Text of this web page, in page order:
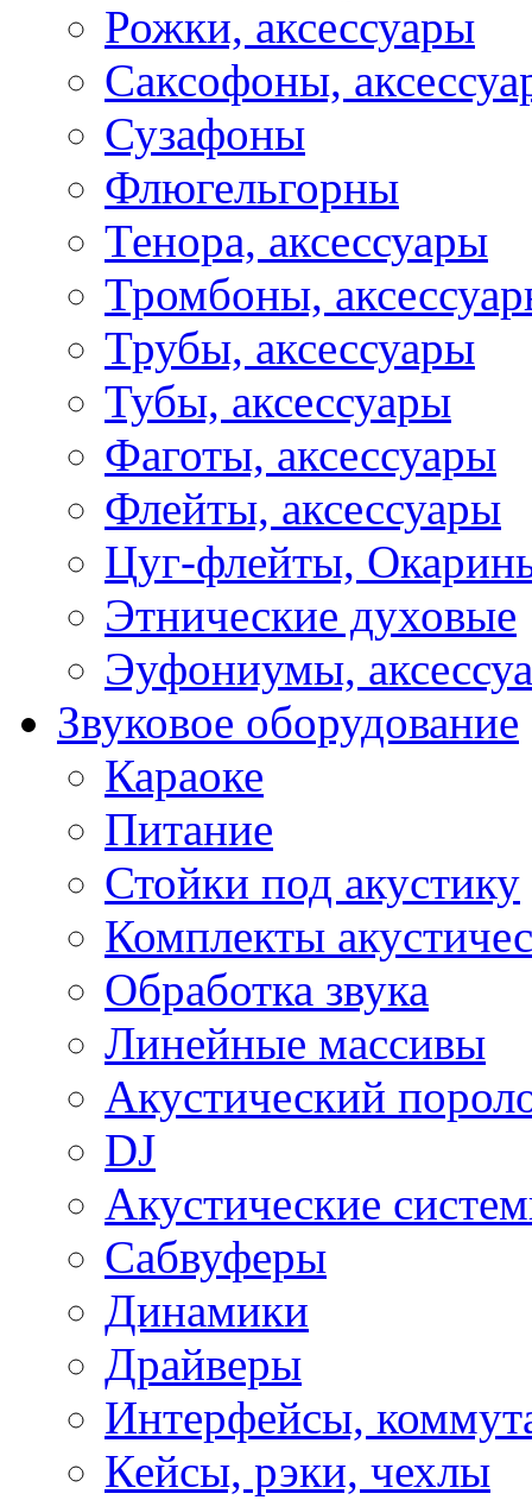
Рожки, аксессуары
Саксофоны,
Сузафоны
Флюгельгорны
Тенора, аксессуары
Тромбоны,
Трубы, аксессуары
Тубы, аксессуары
Фаготы, аксессуары
Флейты, аксессуары
Цуг-флейты,
Этнические духовые
Эуфониумы,
Звуковое оборудование
Караоке
Питание
Стойки под акустику
Комплекты
Обработка звука
Линейные массивы
Акустический
DJ
Акустические
Сабвуферы
Динамики
Драйверы
Интерфейсы,
Кейсы, рэки, чехлы